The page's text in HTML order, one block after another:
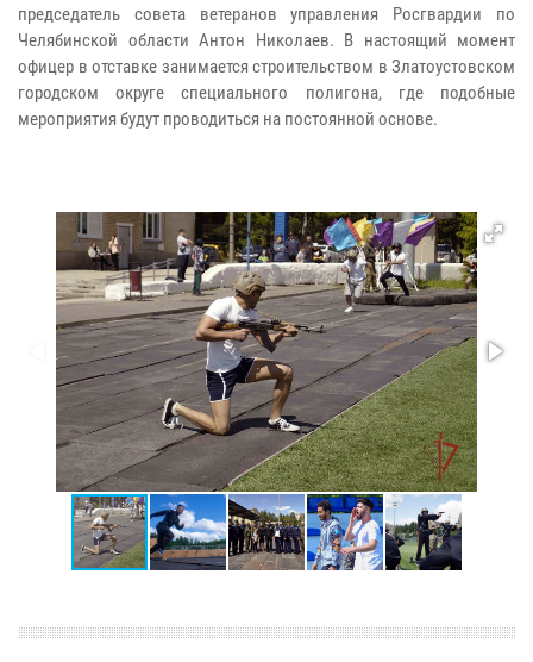
председатель совета ветеранов управления Росгвардии по
Челябинской области Антон Николаев. В настоящий момент
офицер в отставке занимается строительством в Златоустовском
городском округе специального полигона, где подобные
мероприятия будут проводиться на постоянной основе.